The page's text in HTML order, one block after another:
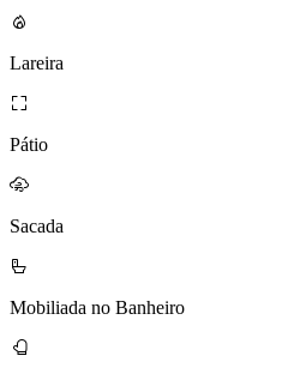
Lareira
Pátio
Sacada
Mobiliada no Banheiro